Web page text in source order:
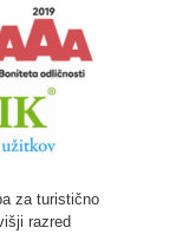
za turistično
razred